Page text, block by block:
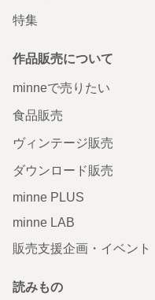
特集
作品販売について
minneで売りたい
食品販売
ヴィンテージ販売
ダウンロード販売
minne PLUS
minne LAB
販売支援企画・イベント
読みもの